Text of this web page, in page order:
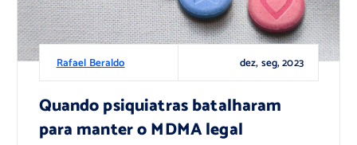
Rafael Beraldo dez, seg, 2023
Quando psiquiatras batalharam
para manter o MDMA legal